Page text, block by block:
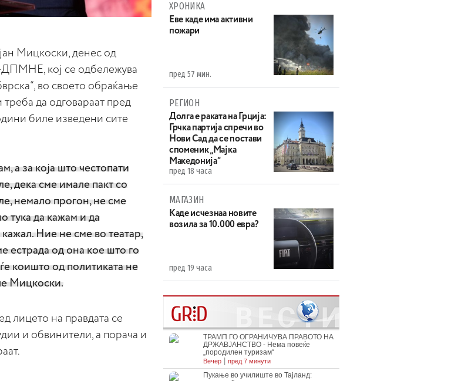
Мицкоски, денес од
кој се одбележува
во своето обраќање
да одговараат пред
биле изведени сите
а за која што честопати
дека сме имале пакт со
немало прогон, не сме
тука да кажам и да
Ние не сме во театар,
естрада од она кое што го
коишто од политиката не
Мицкоски.
лицето на правдата се
и обвинители, а порача и
ХРОНИКА
Eве каде има активни
пожари
пред 57 мин.
РЕГИОН
Долга е раката на Грција:
Грчка партија спречи во
Нови Сад да се постави
споменик „Мајка
Македонија“
пред 18 часа
МАГАЗИН
Каде исчезнаа новите
возила за 10.000 евра?
пред 19 часа